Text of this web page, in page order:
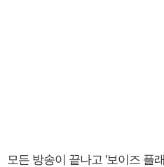
모든 방송이 끝나고 '보이즈 플